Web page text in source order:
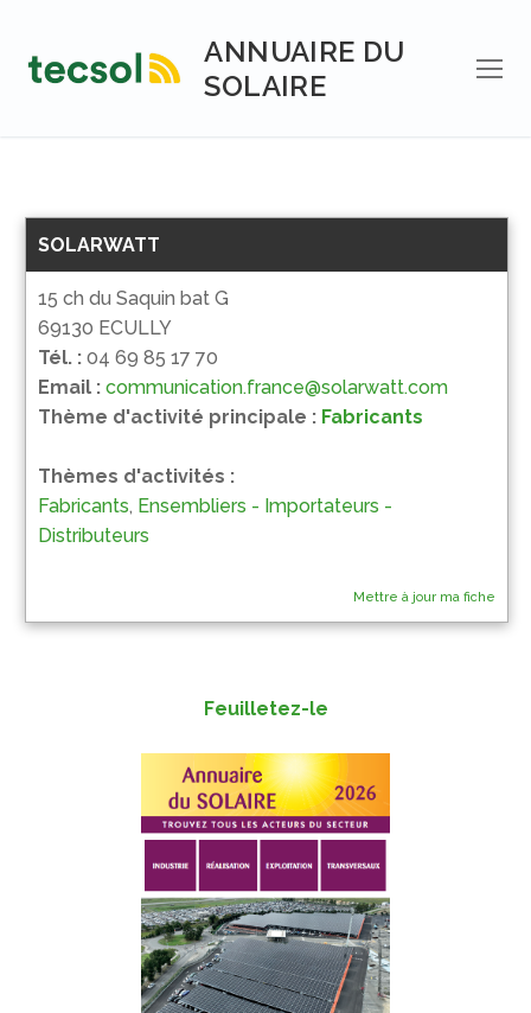
contenu
ANNUAIRE DU
SOLAIRE
SOLARWATT
15 ch du Saquin bat G
69130 ECULLY
Tél. : 04 69 85 17 70
Email : communication.france@solarwatt.com
Thème d'activité principale : Fabricants
Thèmes d'activités :
Fabricants, Ensembliers - Importateurs -
Distributeurs
Mettre à jour ma fiche
Feuilletez-le